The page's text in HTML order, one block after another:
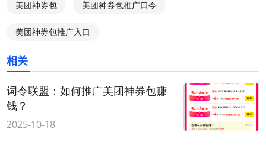
美团神券包 美团神券包推广口令
美团神券包推广入口
相关
词令联盟：如何推广美团神券包赚
钱？
2025-10-18